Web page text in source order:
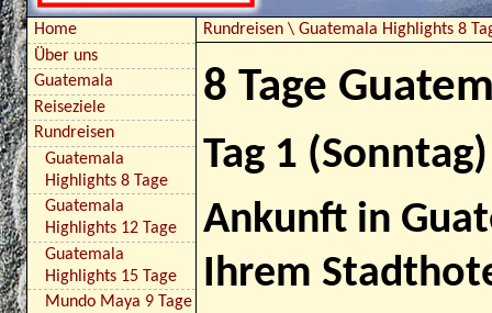
Home
Über uns
Guatemala
Reiseziele
Rundreisen
Guatemala
Highlights 8 Tage
Guatemala
Highlights 12 Tage
Guatemala
Highlights 15 Tage
Mundo Maya 9 Tage
Rundreisen \Guatemala Highlights 8
8 Tage
Tag 1 (Sonntag)
Ankunft in
Ihrem